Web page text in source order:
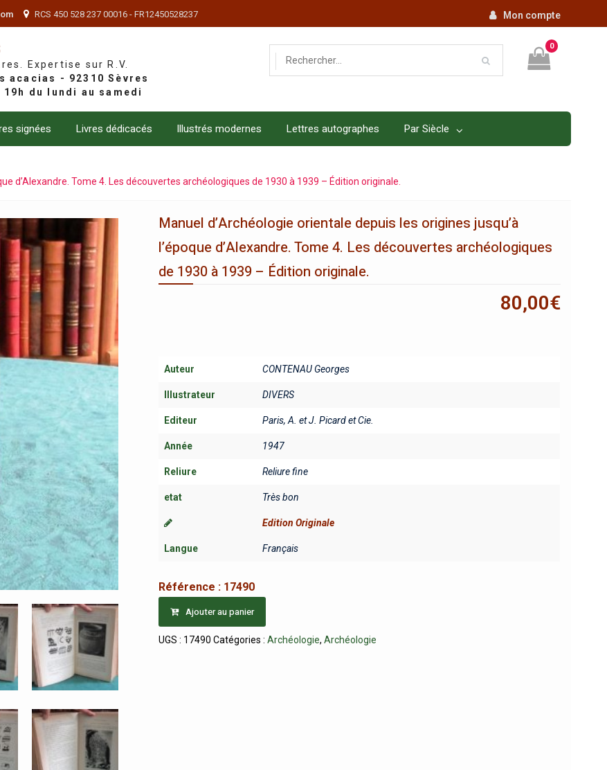
RCS 450 528 237 00016 - FR12450528237 Mon compte
Expertise sur R.V.
0
signées Livres dédicacés Illustrés modernes Lettres autographes Par Siècle
d’Alexandre. Tome 4. Les découvertes archéologiques de 1930 à 1939 – Édition originale.
Manuel d’Archéologie orientale depuis les origines jusqu’à
l’époque d’Alexandre. Tome 4. Les découvertes archéologiques
de 1930 à 1939 – Édition originale.
80,00€
Auteur CONTENAU Georges
Illustrateur DIVERS
Editeur Paris, A. et J. Picard et Cie.
Année 1947
Reliure Reliure fine
etat Très bon
Edition Originale
Langue Français
Référence : 17490
Ajouter au panier
UGS : 17490 Catégories :Archéologie,Archéologie